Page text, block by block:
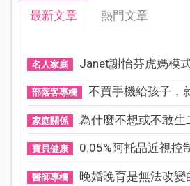
最新文章 熱門文章
名人家庭 Janet謝怡芬虎媽模
部落客專欄 不買手機給孩子，
家庭關係 為什麼不想或不敢生
寶貝健康 0.05%阿托品近視控
醫師專欄 晚婚晚育是無法改變